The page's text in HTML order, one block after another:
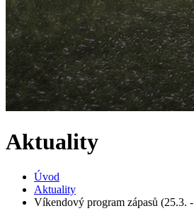
Aktuality
Úvod
Aktuality
Víkendový program zápasů (25.3.